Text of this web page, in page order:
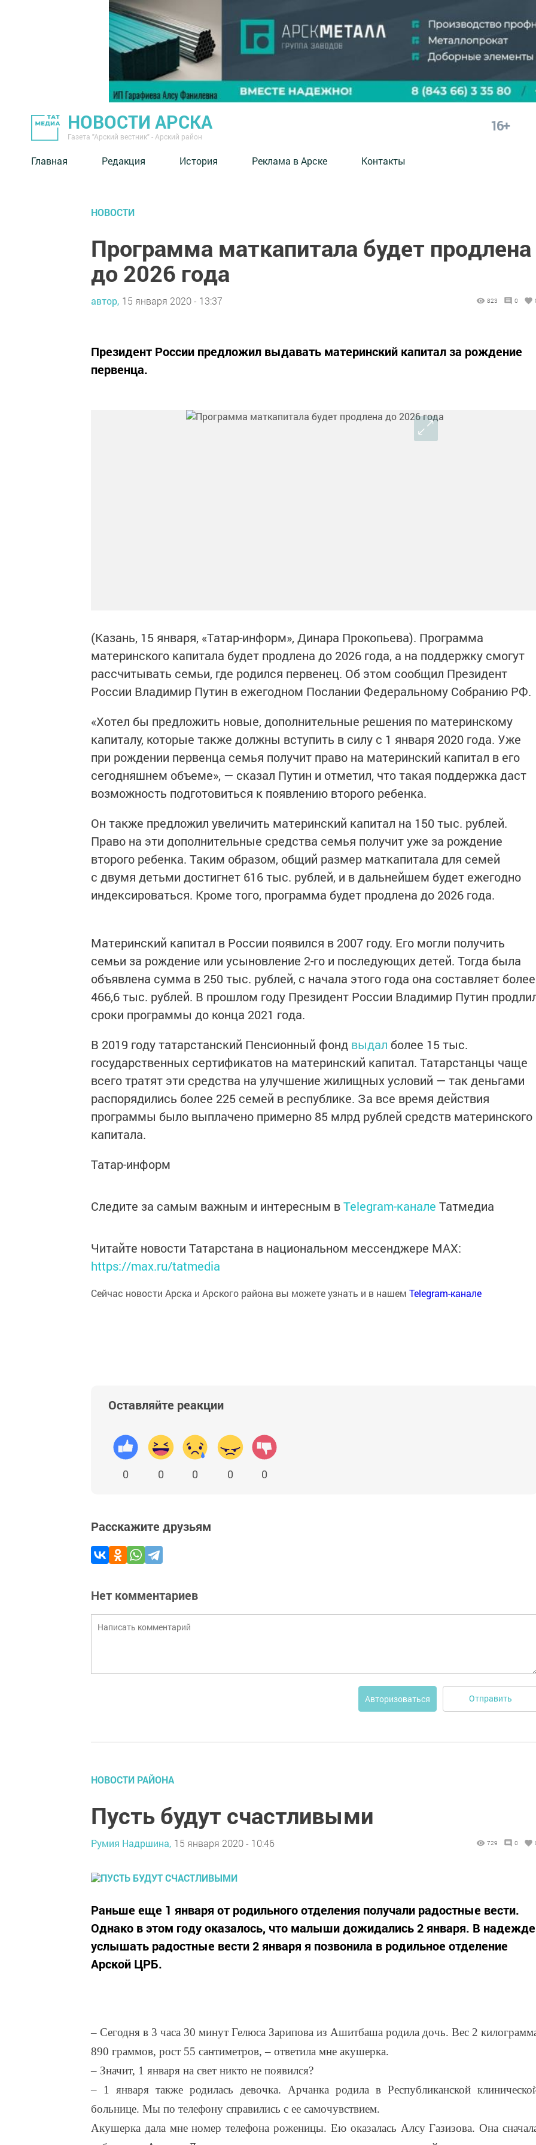
НОВОСТИ АРСКА
Газета "Арский вестник" - Арский район
16+
Главная Редакция История Реклама в Арске Контакты
НОВОСТИ
Программа маткапитала будет продлена
до 2026 года
автор, 15 января 2020 - 13:37 823 0
Президент России предложил выдавать материнский капитал за рождение
первенца.
(Казань, 15 января, «Татар-информ», Динара Прокопьева). Программа
материнского капитала будет продлена до 2026 года, а на поддержку смогут
рассчитывать семьи, где родился первенец. Об этом сообщил Президент
России Владимир Путин в ежегодном Послании Федеральному Собранию РФ.
«Хотел бы предложить новые, дополнительные решения по материнскому
капиталу, которые также должны вступить в силу с 1 января 2020 года. Уже
при рождении первенца семья получит право на материнский капитал в его
сегодняшнем объеме», — сказал Путин и отметил, что такая поддержка даст
возможность подготовиться к появлению второго ребенка.
Он также предложил увеличить материнский капитал на 150 тыс. рублей.
Право на эти дополнительные средства семья получит уже за рождение
второго ребенка. Таким образом, общий размер маткапитала для семей
с двумя детьми достигнет 616 тыс. рублей, и в дальнейшем будет ежегодно
индексироваться. Кроме того, программа будет продлена до 2026 года.
Материнский капитал в России появился в 2007 году. Его могли получить
семьи за рождение или усыновление 2-го и последующих детей. Тогда была
объявлена сумма в 250 тыс. рублей, с начала этого года она составляет более
466,6 тыс. рублей. В прошлом году Президент России Владимир Путин
сроки программы до конца 2021 года.
В 2019 году татарстанский Пенсионный фонд выдал более 15 тыс.
государственных сертификатов на материнский капитал. Татарстанцы чаще
всего тратят эти средства на улучшение жилищных условий — так деньгами
распорядились более 225 семей в республике. За все время действия
программы было выплачено примерно 85 млрд рублей средств материнского
капитала.
Татар-информ
Следите за самым важным и интересным вTelegram-канале Татмедиа
Читайте новости Татарстана в национальном мессенджере MАХ:
https://max.ru/tatmedia
Сейчас новости Арска и Арского района вы можете узнать и в нашем Telegram-канале
Оставляйте реакции
0 0 0 0 0
Расскажите друзьям
Нет комментариев
Авторизоваться Отправить
НОВОСТИ РАЙОНА
Пусть будут счастливыми
Румия Надршина, 15 января 2020 - 10:46 729 0
Раньше еще 1 января от родильного отделения получали радостные вести.
Однако в этом году оказалось, что малыши дожидались 2 января. В надежде
услышать радостные вести 2 января я позвонила в родильное отделение
Арской ЦРБ.
– Сегодня в 3 часа 30 минут Гелюса Зарипова из Ашитбаша родила дочь. Вес 2
890 граммов, рост 55 сантиметров, – ответила мне акушерка.
– Значит, 1 января на свет никто не появился?
– 1 января также родилась девочка. Арчанка родила в Республиканской
больнице. Мы по телефону справились с ее самочувствием.
Акушерка дала мне номер телефона роженицы. Ею оказалась Алсу Газизова. Она